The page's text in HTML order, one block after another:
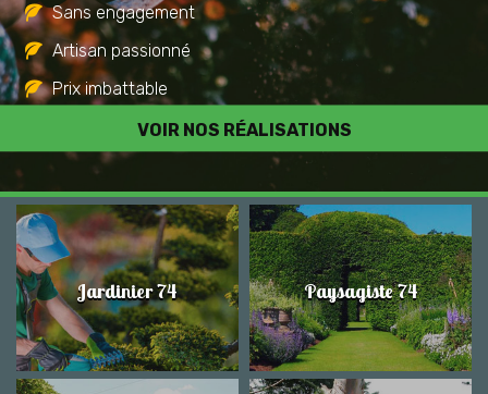
VOIR NOS RÉALISATIONS
Sans engagement
Artisan passionné
Prix imbattable
Travail de qualité
Jardinier 74 Paysagiste 74